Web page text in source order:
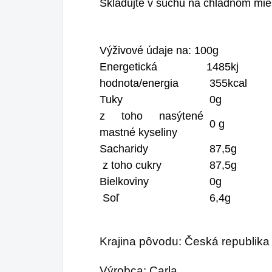
Skladujte v suchu na chladnom
Výživové údaje na: 100g
Energetická
hodnota/energia
1485kj
355kcal
Tuky
0g
z toho nasýtené
mastné kyseliny
0 g
Sacharidy
87,5g
z toho cukry
87,5g
Bielkoviny
0g
Soľ
6,4g
Krajina pôvodu: Česká republika